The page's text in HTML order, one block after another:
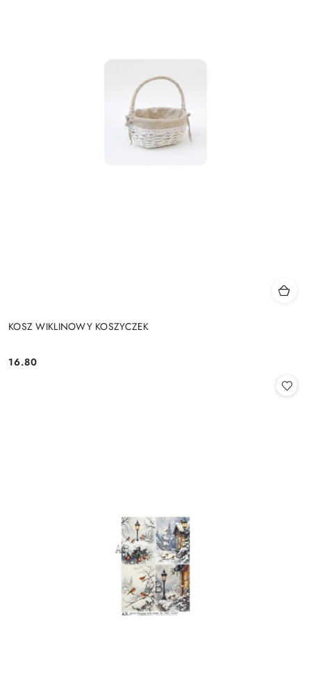
KOSZ WIKLINOWY KOSZYCZEK
Cena:
16.80